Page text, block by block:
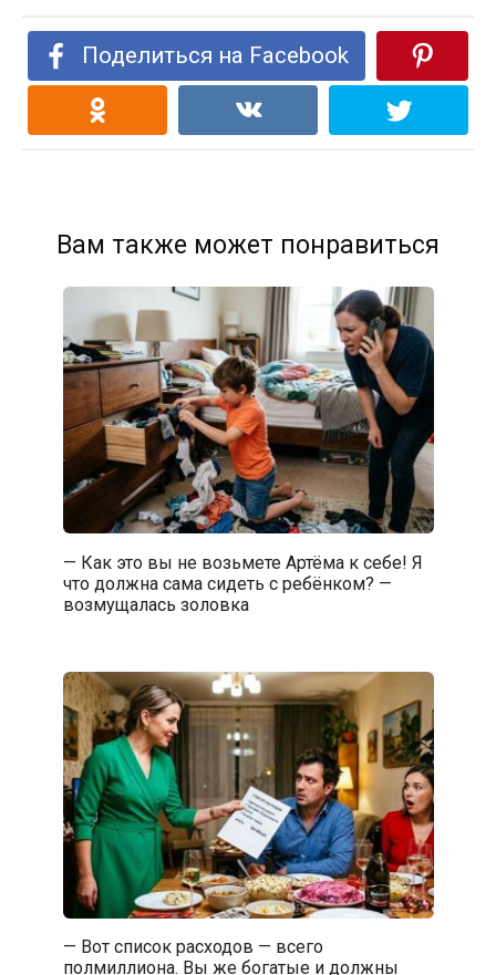
Поделиться на Facebook
Вам также может понравиться
— Как это вы не возьмете Артёма к себе! Я
что должна сама сидеть с ребёнком? —
возмущалась золовка
— Вот список расходов — всего
полмиллиона. Вы же богатые и должны